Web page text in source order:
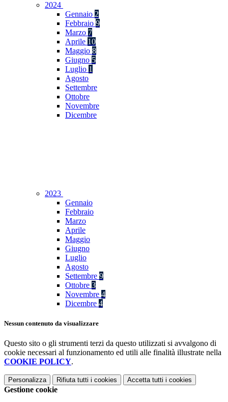
2024
Gennaio 2
Febbraio 9
Marzo 7
Aprile 10
Maggio 8
Giugno 5
Luglio 1
Agosto
Settembre
Ottobre
Novembre
Dicembre
2023
Gennaio
Febbraio
Marzo
Aprile
Maggio
Giugno
Luglio
Agosto
Settembre 9
Ottobre 3
Novembre 4
Dicembre 4
Nessun contenuto da visualizzare
Questo sito o gli strumenti terzi da questo utilizzati si avvalgono di
cookie necessari al funzionamento ed utili alle finalità illustrate nella
COOKIE POLICY.
Personalizza Rifiuta tutti i cookies Accetta tutti i cookies
Gestione cookie